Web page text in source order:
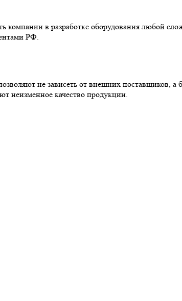
компании в разработке оборудования любой
РФ.
не зависеть от внешних поставщиков,
неизменное качество продукции.